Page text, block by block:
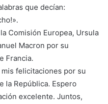
que decían:
Comisión Europea, Ursula
Macron por su
Francia.
mis felicitaciones por su
la República. Espero
excelente. Juntos,